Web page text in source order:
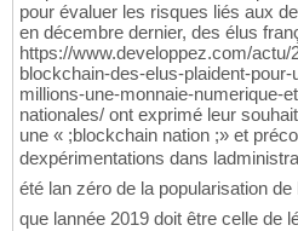
pour évaluer les risques liés aux
en décembre dernier, des élus
https://www.developpez.com/
blockchain-des-elus-plaident-
millions-une-monnaie-numerique-
nationales/ ont exprimé leur
une « ;blockchain nation ;» et
dexpérimentations dans
été lan zéro de la popularisation
que lannée 2019 doit être celle de